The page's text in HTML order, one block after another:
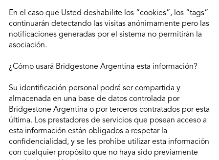
En el caso que Usted deshabilite los “cookies”, los “tags”
continuarán detectando las visitas anónimamente pero las
notificaciones generadas por el sistema no permitirán la
asociación.
¿Cómo usará Bridgestone Argentina esta información?
Su identificación personal podrá ser compartida y
almacenada en una base de datos controlada por
Bridgestone Argentina o por terceros contratados por esta
última. Los prestadores de servicios que posean acceso a
esta información están obligados a respetar la
confidencialidad, y se les prohíbe utilizar esta información
con cualquier propósito que no haya sido previamente